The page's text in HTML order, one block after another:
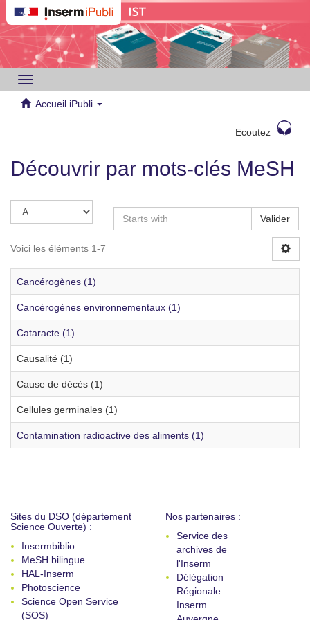
Toggle
navigation
Accueil iPubli
Ecoutez
Découvrir par mots-clés MeSH
Valider
Voici les éléments 1-7
Cancérogènes (1)
Cancérogènes environnementaux (1)
Cataracte (1)
Causalité (1)
Cause de décès (1)
Cellules germinales (1)
Contamination radioactive des aliments (1)
Sites du DSO (département
Science Ouverte) :
Insermbiblio
MeSH bilingue
HAL-Inserm
Photoscience
Science Open Service
(SOS)
Nos partenaires :
Service des
archives de
l'Inserm
Délégation
Régionale
Inserm